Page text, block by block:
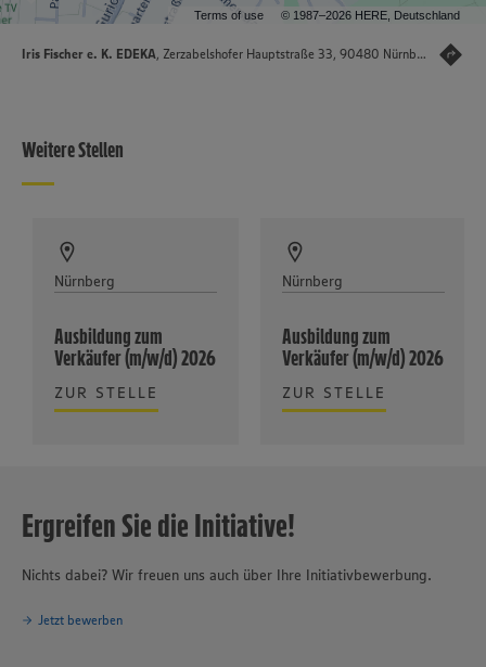
Terms of use © 1987–2026 HERE, Deutschland
Iris Fischer e. K. EDEKA, Zerzabelshofer Hauptstraße 33, 90480 Nürnberg
Weitere Stellen
Nürnberg
Ausbildung zum
Verkäufer (m/w/d) 2026
ZUR STELLE
Nürnberg
Ausbildung zum
Verkäufer (m/w/d) 2026
ZUR STELLE
Ergreifen Sie die Initiative!
Nichts dabei? Wir freuen uns auch über Ihre Initiativbewerbung.
Jetzt bewerben